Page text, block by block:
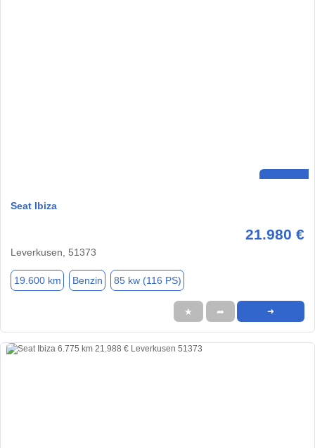
Seat Ibiza
21.980 €
Leverkusen, 51373
19.600 km Benzin 85 kw (116 PS)
★ ➦ ➜